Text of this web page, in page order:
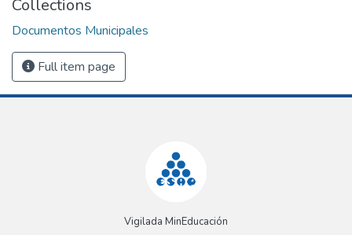
Collections
Documentos Municipales
Full item page
Vigilada MinEducación